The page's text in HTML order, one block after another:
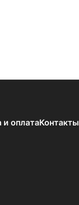
и оплатаКонтакты